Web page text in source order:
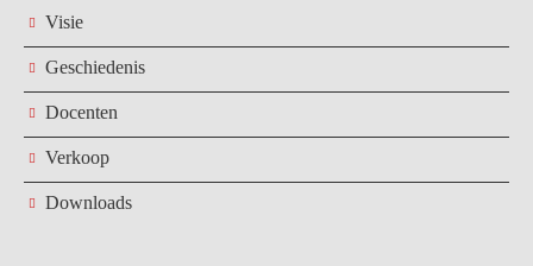
Visie
Geschiedenis
Docenten
Verkoop
Downloads